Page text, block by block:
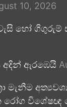
10, 2026
හෝ ගිගුරුම්
අදින් ඇරඹෙයි
මැනීම
රෝග විශේෂඥ